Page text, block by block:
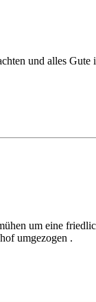
und alles Gute
um eine
umgezogen .